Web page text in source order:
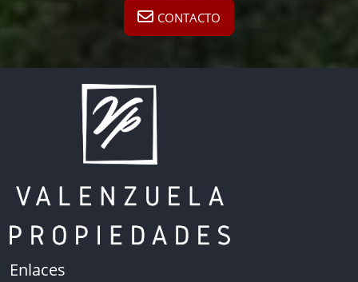
CONTACTO
Enlaces